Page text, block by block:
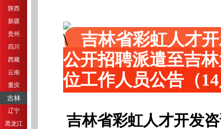
陕西
新疆
贵州
四川
西藏
云南
重庆
吉林
辽宁
黑龙江
吉林省彩虹人才
公开招聘派遣至吉
位工作人员公告（
吉林省彩虹人才开发